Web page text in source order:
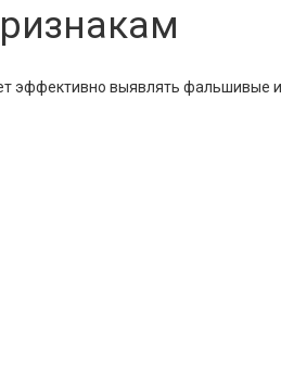
эффективно выявлять фальшивые